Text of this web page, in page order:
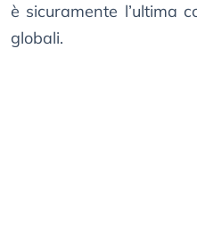
è sicuramente l’ultima
globali.